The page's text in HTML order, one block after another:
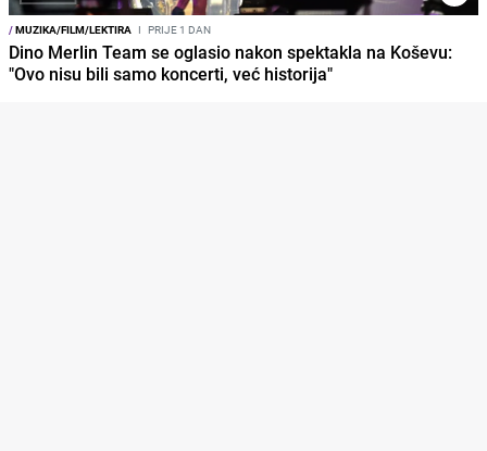
/MUZIKA/FILM/LEKTIRA I PRIJE 1 DAN
Dino Merlin Team se oglasio nakon spektakla na Koševu:
"Ovo nisu bili samo koncerti, već historija"